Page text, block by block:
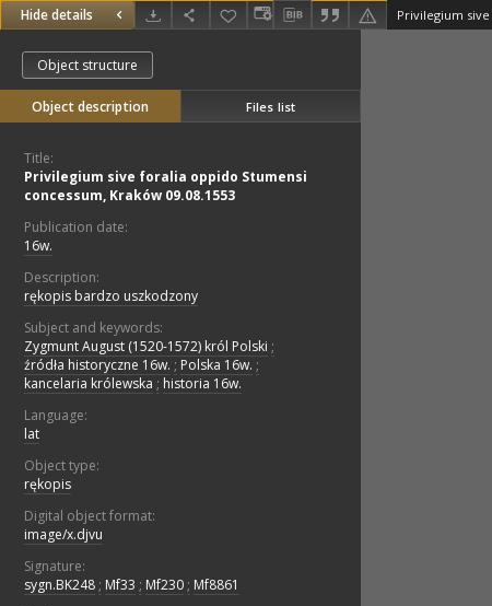
Hide details
Object structure
Object description Files list
Title:
Privilegium sive foralia oppido Stumensi
concessum, Kraków 09.08.1553
Publication date:
16w.
Description:
rękopis bardzo uszkodzony
Subject and keywords:
Zygmunt August (1520-1572) król Polski ;
źródła historyczne 16w. ; Polska 16w. ;
kancelaria królewska ; historia 16w.
Language:
lat
Object type:
rękopis
Digital object format:
image/x.djvu
Signature:
sygn.BK248 ; Mf33 ; Mf230 ; Mf8861